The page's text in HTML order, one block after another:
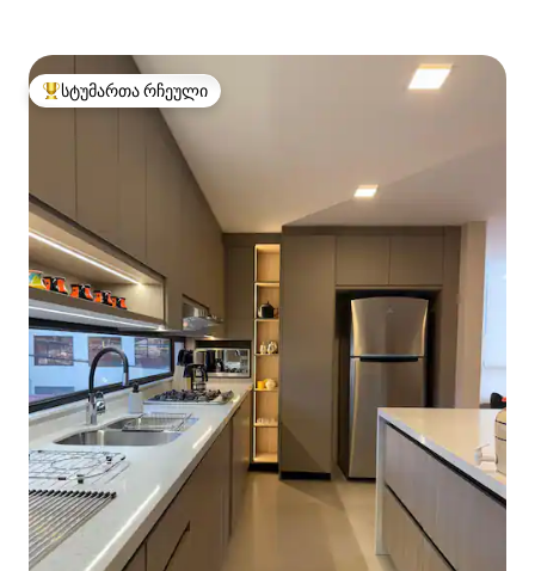
სტუმართა რჩეული მოწინავე ვარიანტი
სტუმართა რჩეული